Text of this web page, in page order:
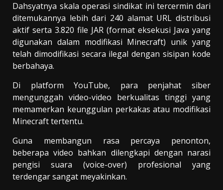
Dahsyatnya skala operasi sindikat ini tercermin dari
ditemukannya lebih dari 240 alamat URL distribusi
aktif serta 3.820 file JAR (format eksekusi Java yang
digunakan dalam modifikasi Minecraft) unik yang
telah dimodifikasi secara ilegal dengan sisipan kode
berbahaya.
Di platform YouTube, para penjahat siber
mengunggah video-video berkualitas tinggi yang
memamerkan keunggulan perkakas atau modifikasi
Minecraft tertentu.
Guna membangun rasa percaya penonton,
beberapa video bahkan dilengkapi dengan narasi
pengisi suara (voice-over) profesional yang
terdengar sangat meyakinkan.